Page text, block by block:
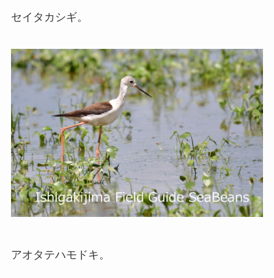
セイタカシギ。
アオタテハモドキ。